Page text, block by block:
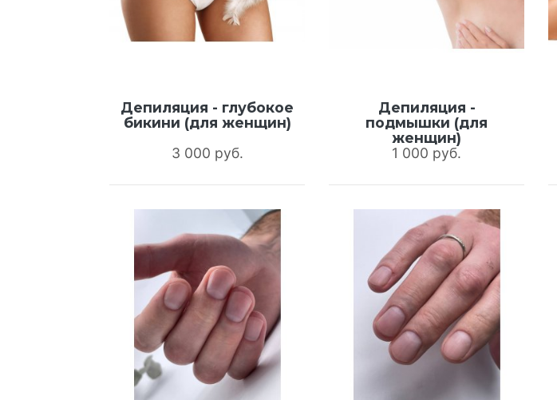
Депиляция - глубокое
бикини (для женщин)
3 000 руб.
Депиляция -
подмышки (для
женщин)
1 000 руб.